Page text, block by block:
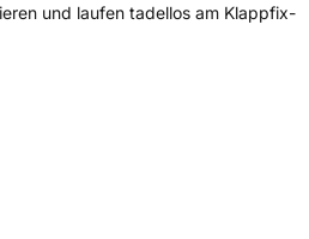
und laufen tadellos am Klappfix-